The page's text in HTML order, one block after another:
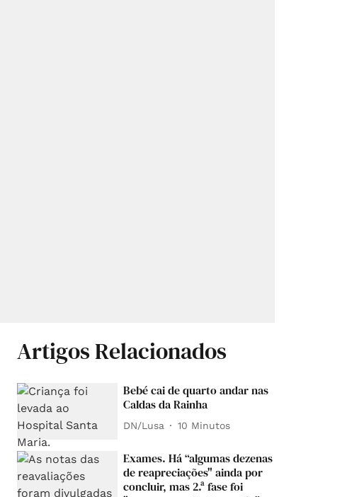
Artigos Relacionados
Bebé cai de quarto andar nas
Caldas da Rainha
DN/Lusa 10 Minutos
Exames. Há “algumas dezenas
de reapreciações" ainda por
concluir, mas 2.ª fase foi